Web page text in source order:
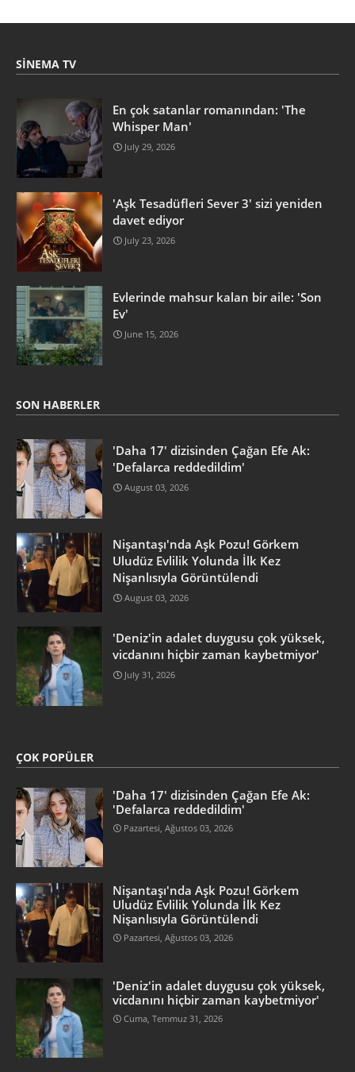
SINEMA TV
En çok satanlar romanından: 'The
Whisper Man'
July 29, 2026
'Aşk Tesadüfleri Sever 3' sizi yeniden
davet ediyor
July 23, 2026
Evlerinde mahsur kalan bir aile: 'Son
Ev'
June 15, 2026
SON HABERLER
'Daha 17' dizisinden Çağan Efe Ak:
'Defalarca reddedildim'
August 03, 2026
Nişantaşı'nda Aşk Pozu! Görkem
Uludüz Evlilik Yolunda İlk Kez
Nişanlısıyla Görüntülendi
August 03, 2026
'Deniz'in adalet duygusu çok yüksek,
vicdanını hiçbir zaman kaybetmiyor'
July 31, 2026
ÇOK POPÜLER
'Daha 17' dizisinden Çağan Efe Ak:
'Defalarca reddedildim'
Pazartesi, Ağustos 03, 2026
Nişantaşı'nda Aşk Pozu! Görkem
Uludüz Evlilik Yolunda İlk Kez
Nişanlısıyla Görüntülendi
Pazartesi, Ağustos 03, 2026
'Deniz'in adalet duygusu çok yüksek,
vicdanını hiçbir zaman kaybetmiyor'
Cuma, Temmuz 31, 2026